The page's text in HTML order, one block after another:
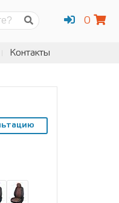
0
Контакты